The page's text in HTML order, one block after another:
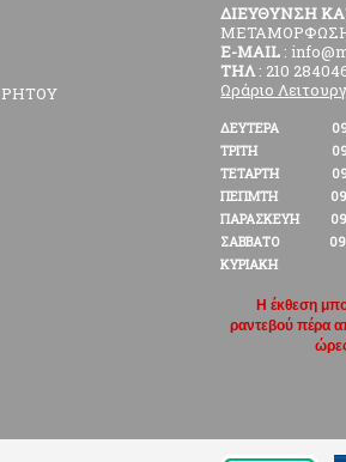
ΔΙΕΥΘΥΝΣΗ
E-MAIL :
ΤΗΛ: 210
Ωράριο
ΔΕΥΤΕΡΑ
ΤΡΙΤΗ
ΤΕΤΑΡΤΗ
ΠΕΠΜΤΗ
ΠΑΡΑΣΚΕΥΗ
ΣΑΒΒΑΤΟ
ΚΥΡΙΑΚΗ
Η έκθεση
ραντεβού πέρα